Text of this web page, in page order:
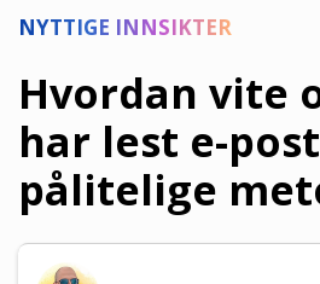
NYTTIGE INNSIKTER
Hvordan vite
har lest e-
pålitelige